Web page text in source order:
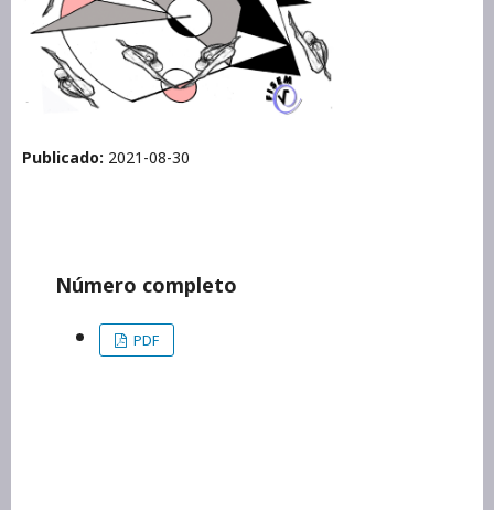
Publicado: 2021-08-30
Número completo
PDF